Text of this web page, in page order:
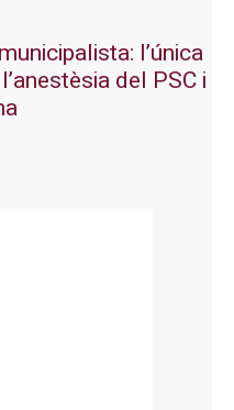
l’única
del PSC i